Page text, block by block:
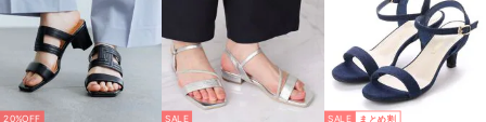
20%OFF SALE SALE まとめ割